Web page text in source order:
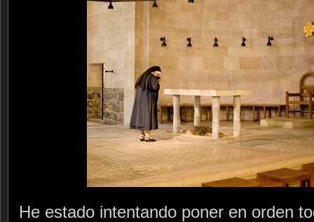
He estado intentando poner en orden